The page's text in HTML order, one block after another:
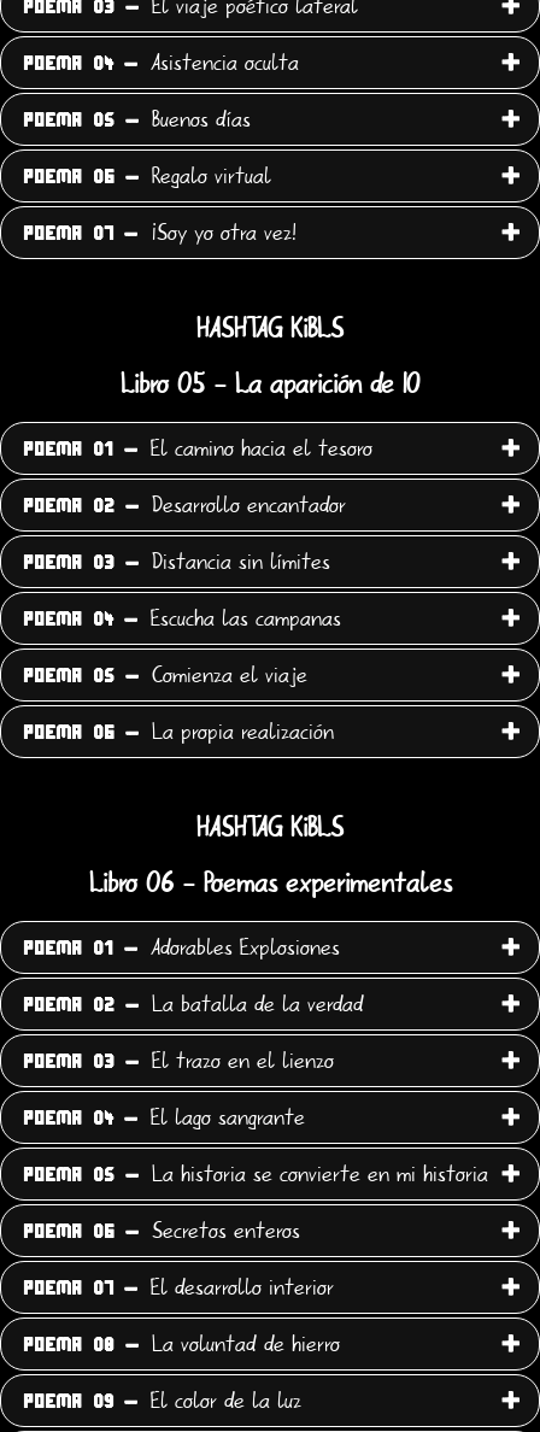
POEMA 03 - El viaje poético lateral
POEMA 04 - Asistencia oculta
POEMA 05 - Buenos días
POEMA 06 - Regalo virtual
POEMA 07 - ¡Soy yo otra vez!
HASHTAG KiBLS
Libro 05 - La aparición de IO
POEMA 01 - El camino hacia el tesoro
POEMA 02 - Desarrollo encantador
POEMA 03 - Distancia sin límites
POEMA 04 - Escucha las campanas
POEMA 05 - Comienza el viaje
POEMA 06 - La propia realización
HASHTAG KiBLS
Libro 06 - Poemas experimentales
POEMA 01 - Adorables Explosiones
POEMA 02 - La batalla de la verdad
POEMA 03 - El trazo en el lienzo
POEMA 04 - El lago sangrante
POEMA 05 - La historia se convierte en mi historia
POEMA 06 - Secretos enteros
POEMA 07 - El desarrollo interior
POEMA 08 - La voluntad de hierro
POEMA 09 - El color de la luz